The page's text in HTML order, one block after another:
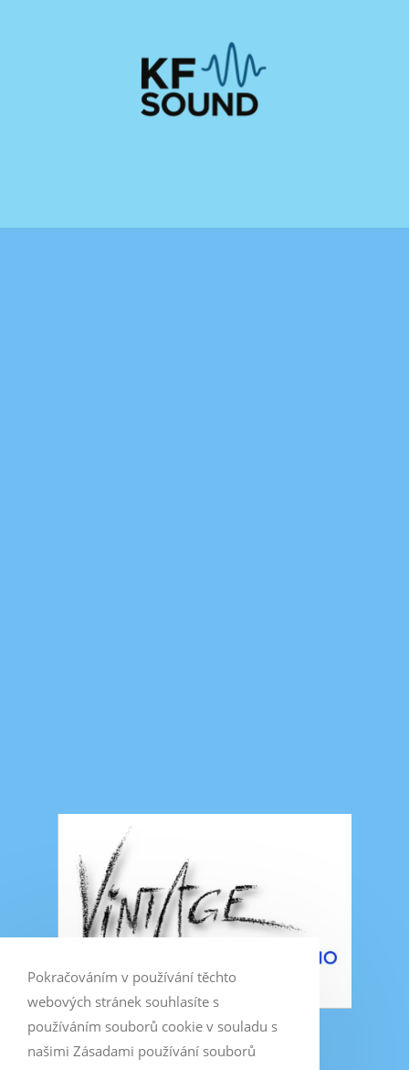
Pokračováním v používání těchto
webových stránek souhlasíte s
používáním souborů cookie v souladu s
našimi Zásadami používání souborů